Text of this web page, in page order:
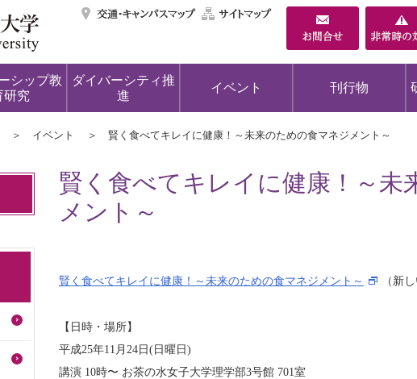
交通・キャンパス
サイトマップ
シップ教
研究
ダイバーシティ推
進
イベント 刊行物
イベント 賢く食べてキレイに健康！～未来のための食マネジメント～
賢く食べてキレイに健康！～未
メント～
賢く食べてキレイに健康！～未来のための食マネジメント～ （新
【日時・場所】
平成25年11月24日(日曜日)
講演 10時〜 お茶の水女子大学理学部3号館 701室